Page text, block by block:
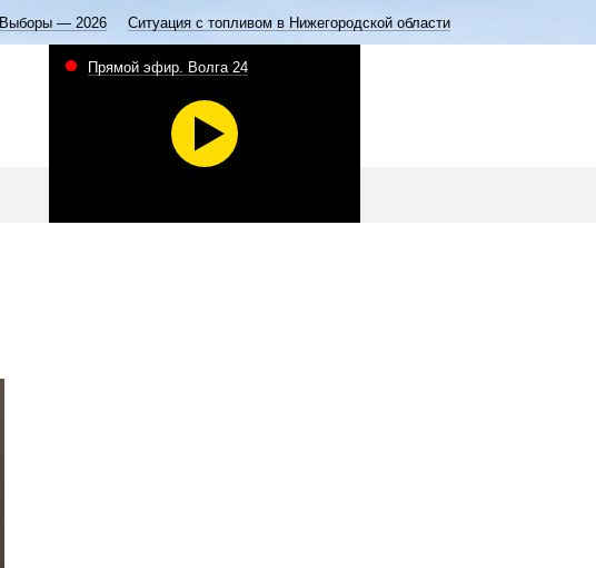
Выборы — 2026 Ситуация с топливом в Нижегородской области
Прямой эфир. Волга 24